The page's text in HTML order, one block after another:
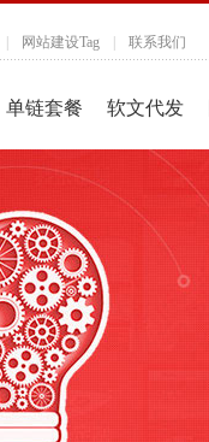
网站建设Tag 联系我们
单链套餐 软文代发